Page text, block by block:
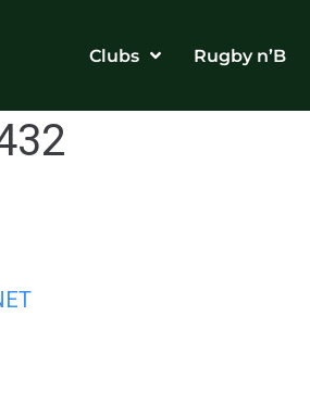
Clubs Rugby n’B